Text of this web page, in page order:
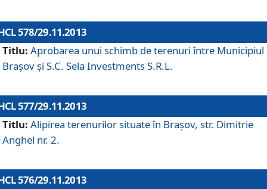
578/29.11.2013
Titlu: Aprobarea unui schimb de terenuri între Municipiul
Braşov şi S.C. Sela Investments S.R.L.
577/29.11.2013
Titlu: Alipirea terenurilor situate în Braşov, str. Dimitrie
Anghel nr. 2.
576/29.11.2013